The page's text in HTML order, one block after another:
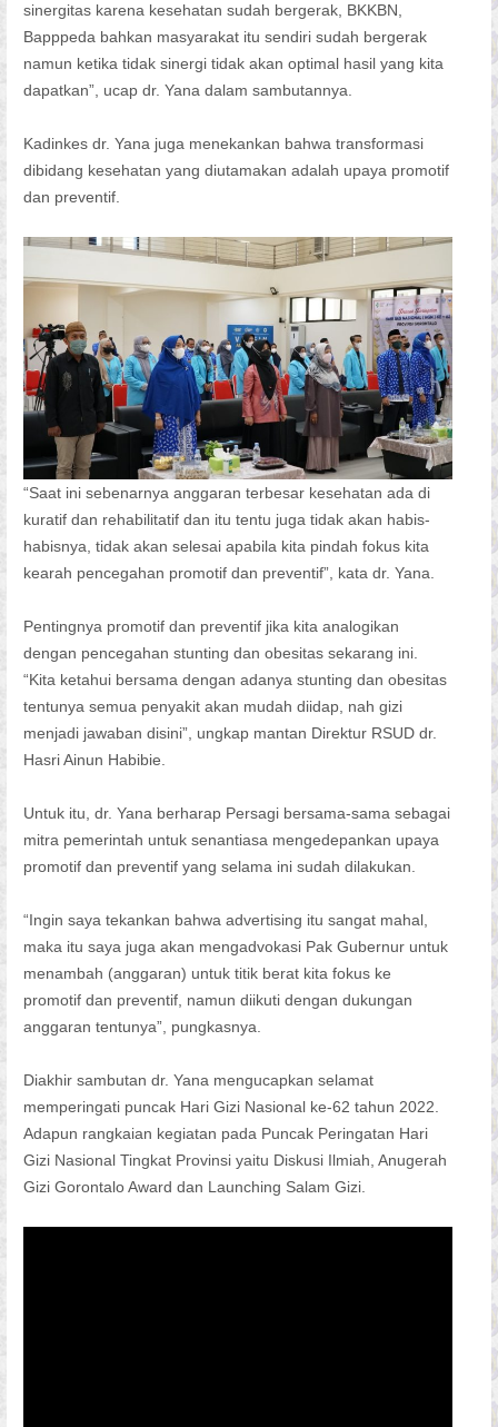
sinergitas karena kesehatan sudah bergerak, BKKBN,
Bapppeda bahkan masyarakat itu sendiri sudah bergerak
namun ketika tidak sinergi tidak akan optimal hasil yang kita
dapatkan”, ucap dr. Yana dalam sambutannya.
Kadinkes dr. Yana juga menekankan bahwa transformasi
dibidang kesehatan yang diutamakan adalah upaya promotif
dan preventif.
“Saat ini sebenarnya anggaran terbesar kesehatan ada di
kuratif dan rehabilitatif dan itu tentu juga tidak akan habis-
habisnya, tidak akan selesai apabila kita pindah fokus kita
kearah pencegahan promotif dan preventif”, kata dr. Yana.
Pentingnya promotif dan preventif jika kita analogikan
dengan pencegahan stunting dan obesitas sekarang ini.
“Kita ketahui bersama dengan adanya stunting dan obesitas
tentunya semua penyakit akan mudah diidap, nah gizi
menjadi jawaban disini”, ungkap mantan Direktur RSUD dr.
Hasri Ainun Habibie.
Untuk itu, dr. Yana berharap Persagi bersama-sama sebagai
mitra pemerintah untuk senantiasa mengedepankan upaya
promotif dan preventif yang selama ini sudah dilakukan.
“Ingin saya tekankan bahwa advertising itu sangat mahal,
maka itu saya juga akan mengadvokasi Pak Gubernur untuk
menambah (anggaran) untuk titik berat kita fokus ke
promotif dan preventif, namun diikuti dengan dukungan
anggaran tentunya”, pungkasnya.
Diakhir sambutan dr. Yana mengucapkan selamat
memperingati puncak Hari Gizi Nasional ke-62 tahun 2022.
Adapun rangkaian kegiatan pada Puncak Peringatan Hari
Gizi Nasional Tingkat Provinsi yaitu Diskusi Ilmiah, Anugerah
Gizi Gorontalo Award dan Launching Salam Gizi.